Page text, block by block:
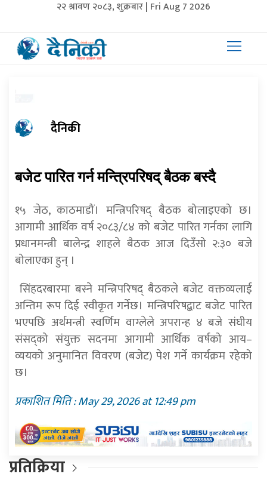
२२ श्रावण २०८३, शुक्रबार | Fri Aug 7 2026
दैनिकी
बजेट पारित गर्न मन्त्रिपरिषद् बैठक बस्दै
१५ जेठ, काठमाडौं। मन्त्रिपरिषद् बैठक बोलाइएको छ।
आगामी आर्थिक वर्ष २०८३/८४ को बजेट पारित गर्नका लागि
प्रधानमन्त्री बालेन्द्र शाहले बैठक आज दिउँसो २:३० बजे
बोलाएका हुन् ।
सिंहदरबारमा बस्ने मन्त्रिपरिषद् बैठकले बजेट वक्तव्यलाई
अन्तिम रूप दिई स्वीकृत गर्नेछ। मन्त्रिपरिषद्बाट बजेट पारित
भएपछि अर्थमन्त्री स्वर्णिम वाग्लेले अपरान्ह ४ बजे संघीय
संसद्को संयुक्त सदनमा आगामी आर्थिक वर्षको आय–
व्ययको अनुमानित विवरण (बजेट) पेश गर्ने कार्यक्रम रहेको
छ।
प्रकाशित मिति : May 29, 2026 at 12:49 pm
प्रतिक्रिया